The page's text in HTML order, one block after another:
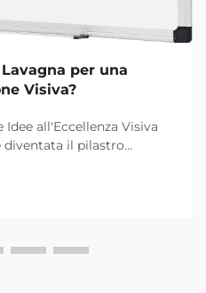
per una
Visiva?
all'Eccellenza Visiva
diventata il pilastro
ambienti lavorativi e
di questa rivoluzione